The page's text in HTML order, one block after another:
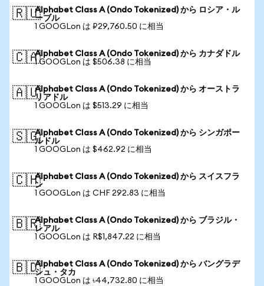
🇷🇺Alphabet Class A (Ondo Tokenized) から ロシア・ル
ーブル
1 GOOGLon は ₽29,760.50 に相当
🇨🇦Alphabet Class A (Ondo Tokenized) から カナダドル
1 GOOGLon は $506.38 に相当
🇦🇺Alphabet Class A (Ondo Tokenized) から オーストラ
リアドル
1 GOOGLon は $513.29 に相当
🇸🇬Alphabet Class A (Ondo Tokenized) から シンガポー
ルドル
1 GOOGLon は $462.92 に相当
🇨🇭Alphabet Class A (Ondo Tokenized) から スイスフラ
ン
1 GOOGLon は CHF 292.83 に相当
🇧🇷Alphabet Class A (Ondo Tokenized) から ブラジル・
レアル
1 GOOGLon は R$1,847.22 に相当
🇧🇩Alphabet Class A (Ondo Tokenized) から バングラデ
シュ・タカ
1 GOOGLon は ৳44,732.80 に相当